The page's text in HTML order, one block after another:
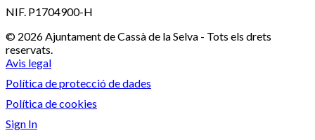
NIF. P1704900-H
© 2026 Ajuntament de Cassà de la Selva - Tots els drets
reservats.
Avis legal
Política de protecció de dades
Política de cookies
Sign In